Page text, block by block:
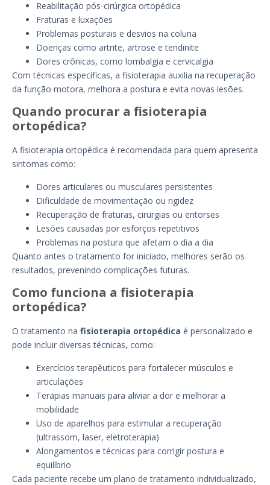
Reabilitação pós-cirúrgica ortopédica
Fraturas e luxações
Problemas posturais e desvios na coluna
Doenças como artrite, artrose e tendinite
Dores crônicas, como lombalgia e cervicalgia
Com técnicas específicas, a fisioterapia auxilia na recuperação
da função motora, melhora a postura e evita novas lesões.
Quando procurar a fisioterapia
ortopédica?
A fisioterapia ortopédica é recomendada para quem apresenta
sintomas como:
Dores articulares ou musculares persistentes
Dificuldade de movimentação ou rigidez
Recuperação de fraturas, cirurgias ou entorses
Lesões causadas por esforços repetitivos
Problemas na postura que afetam o dia a dia
Quanto antes o tratamento for iniciado, melhores serão os
resultados, prevenindo complicações futuras.
Como funciona a fisioterapia
ortopédica?
O tratamento na fisioterapia ortopédica é personalizado e
pode incluir diversas técnicas, como:
Exercícios terapêuticos para fortalecer músculos e
articulações
Terapias manuais para aliviar a dor e melhorar a
mobilidade
Uso de aparelhos para estimular a recuperação
(ultrassom, laser, eletroterapia)
Alongamentos e técnicas para corrigir postura e
equilíbrio
Cada paciente recebe um plano de tratamento individualizado,